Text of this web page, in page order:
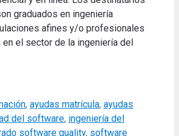
graduados en ingeniería
afines y/o profesionales
el sector de la ingeniería del
, ayudas matrícula, ayudas
del software, ingeniería del
software quality, software